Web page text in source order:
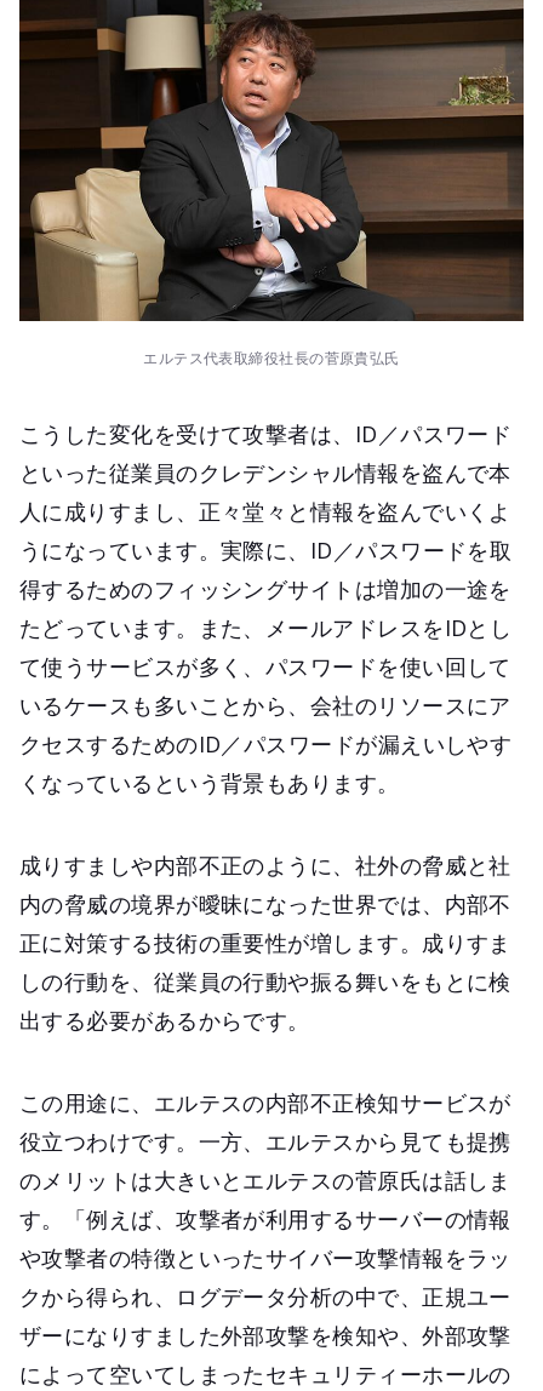
エルテス代表取締役社長の菅原貴弘氏
こうした変化を受けて攻撃者は、ID／パスワード
といった従業員のクレデンシャル情報を盗んで本
人に成りすまし、正々堂々と情報を盗んでいくよ
うになっています。実際に、ID／パスワードを取
得するためのフィッシングサイトは増加の一途を
たどっています。また、メールアドレスをIDとし
て使うサービスが多く、パスワードを使い回して
いるケースも多いことから、会社のリソースにア
クセスするためのID／パスワードが漏えいしやす
くなっているという背景もあります。
成りすましや内部不正のように、社外の脅威と社
内の脅威の境界が曖昧になった世界では、内部不
正に対策する技術の重要性が増します。成りすま
しの行動を、従業員の行動や振る舞いをもとに検
出する必要があるからです。
この用途に、エルテスの内部不正検知サービスが
役立つわけです。一方、エルテスから見ても提携
のメリットは大きいとエルテスの菅原氏は話しま
す。「例えば、攻撃者が利用するサーバーの情報
や攻撃者の特徴といったサイバー攻撃情報をラッ
クから得られ、ログデータ分析の中で、正規ユー
ザーになりすました外部攻撃を検知や、外部攻撃
によって空いてしまったセキュリティーホールの